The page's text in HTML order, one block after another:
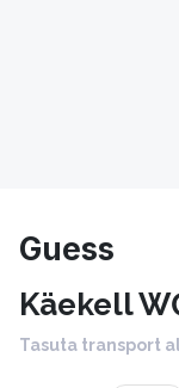
Guess
Käekell
Tasuta transport